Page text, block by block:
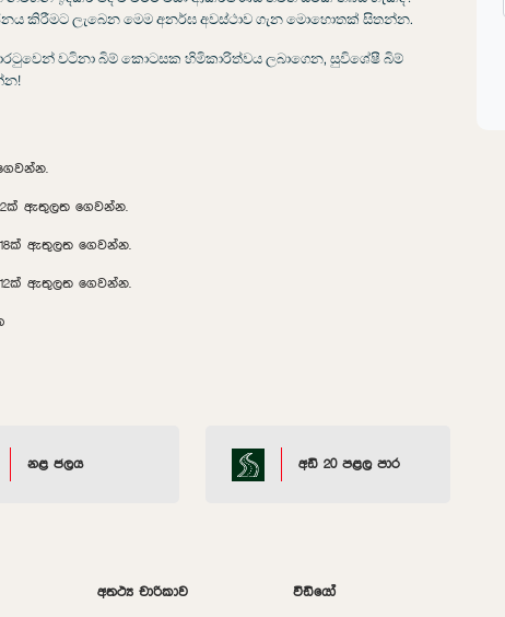
කිරීමට ලැබෙන මෙම අනර්ඝ අවස්ථාව ගැන මොහොතක් සිතන්න.
වටිනා බිම් කොටසක හිමිකාරිත්වය ලබාගෙන, සුවිශේෂී බිම්
ඇතුලත ගෙවන්න.
ඇතුලත ගෙවන්න.
ඇතුලත ගෙවන්න.
නළ ජලය අඩි 20 පළල පාර
අතථ්‍ය චාරිකාව වීඩියෝ